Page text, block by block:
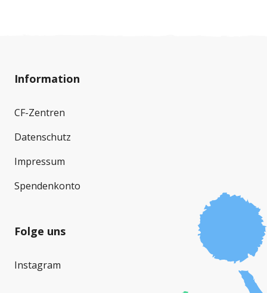
Information
CF-Zentren
Datenschutz
Impressum
Spendenkonto
Folge uns
Instagram